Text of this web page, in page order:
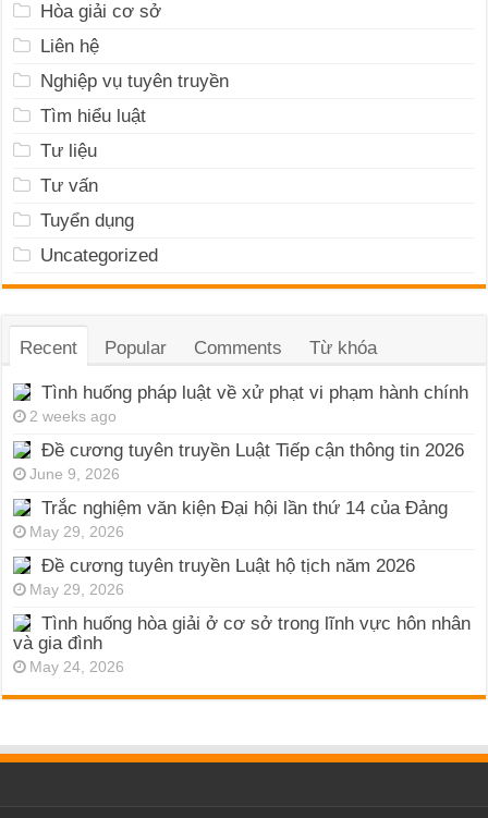
Hòa giải cơ sở
Liên hệ
Nghiệp vụ tuyên truyền
Tìm hiểu luật
Tư liệu
Tư vấn
Tuyển dụng
Uncategorized
Recent Popular Comments Từ khóa
Tình huống pháp luật về xử phạt vi phạm hành chính
2 weeks ago
Đề cương tuyên truyền Luật Tiếp cận thông tin 2026
June 9, 2026
Trắc nghiệm văn kiện Đại hội lần thứ 14 của Đảng
May 29, 2026
Đề cương tuyên truyền Luật hộ tịch năm 2026
May 29, 2026
Tình huống hòa giải ở cơ sở trong lĩnh vực hôn nhân
và gia đình
May 24, 2026